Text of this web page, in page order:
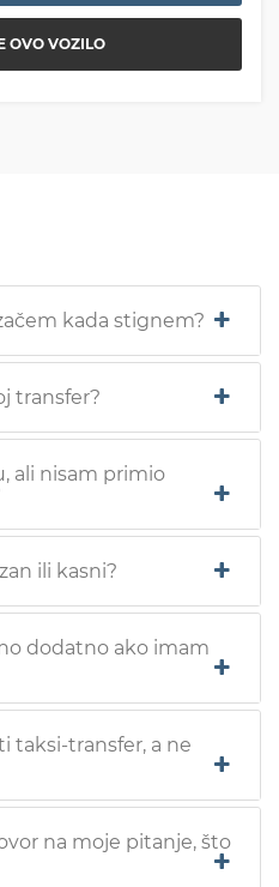
OVO VOZILO
kada stignem?
transfer?
ali nisam primio
ili kasni?
dodatno ako imam
taksi-transfer, a ne
na moje pitanje, što